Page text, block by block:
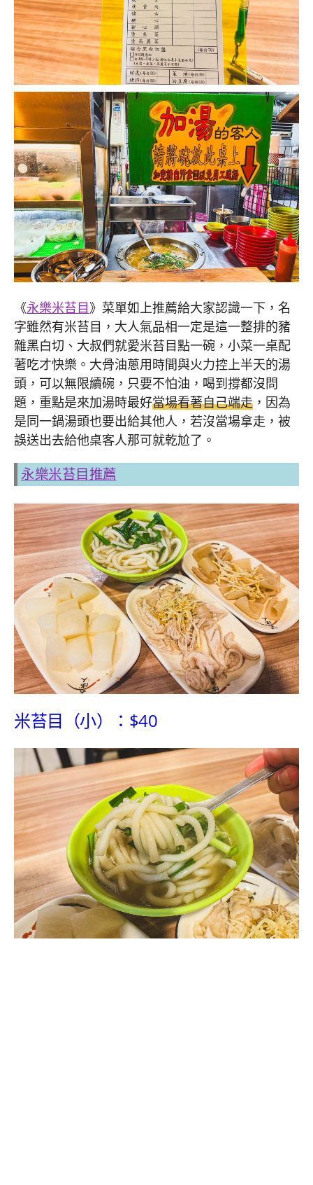
《永樂米苔目 》菜單如上推薦給大家認識一下，名
字雖然有米苔目，大人氣品相一定是這一整排的豬
雜黑白切、大叔們就愛米苔目點一碗，小菜一桌配
著吃才快樂。大骨油蔥用時間與火力控上半天的湯
頭，可以無限續碗，只要不怕油，喝到撐都沒問
題，重點是來加湯時最好當場看著自己端走 ，因為
是同一鍋湯頭也要出給其他人，若沒當場拿走，被
誤送出去給他桌客人那可就乾尬了。
永樂米苔目推薦
米苔目（小）：$40